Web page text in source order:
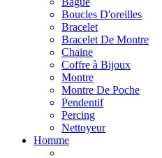
Boucles D'oreilles
Bracelet
Bracelet De Montre
Chaine
Coffre à Bijoux
Montre
Montre De Poche
Pendentif
Percing
Nettoyeur
Homme